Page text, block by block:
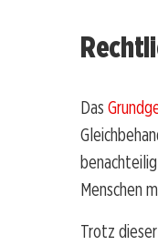
Das
Menschen
Trotz